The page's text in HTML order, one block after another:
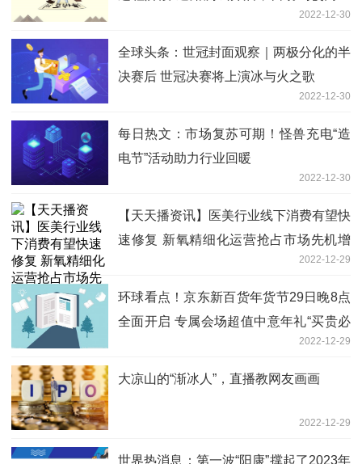
2022-12-30
全球头条：世冠封面观察｜两极分化的半
决赛后 世冠决赛将上演冰与火之歌
2022-12-30
每日热文：市场复苏可期！怪兽充电“造
电节”活动助力行业回暖
2022-12-30
【天天播资讯】医美行业线下消费有望快
速修复 新氧精细化运营抢占市场先机增
2022-12-29
环球看点！京东新百货年货节29日晚8点
全面开启 专属会场超值中意年礼“买贵必
2022-12-29
大凉山的“渐冰人”，直播教网友画画
2022-12-29
世界热消息：第一波“阳康”撑起了2023年